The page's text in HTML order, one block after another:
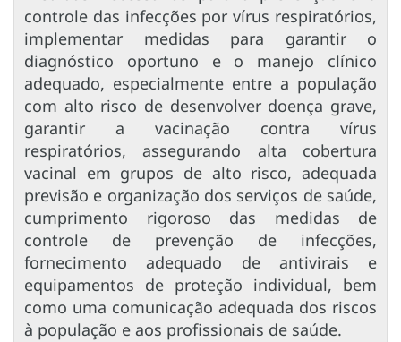
controle das infecções por vírus respiratórios,
implementar medidas para garantir o
diagnóstico oportuno e o manejo clínico
adequado, especialmente entre a população
com alto risco de desenvolver doença grave,
garantir a vacinação contra vírus
respiratórios, assegurando alta cobertura
vacinal em grupos de alto risco, adequada
previsão e organização dos serviços de saúde,
cumprimento rigoroso das medidas de
controle de prevenção de infecções,
fornecimento adequado de antivirais e
equipamentos de proteção individual, bem
como uma comunicação adequada dos riscos
à população e aos profissionais de saúde.